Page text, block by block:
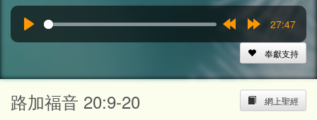
15s
27:47
奉獻支持
網上聖經
路加福音 20:9-20